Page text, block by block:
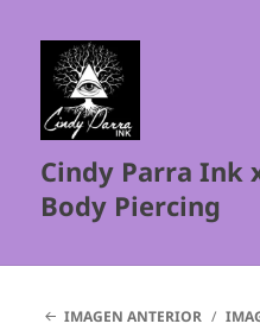
Cindy Parra Ink
Body Piercing
IMAGEN ANTERIOR